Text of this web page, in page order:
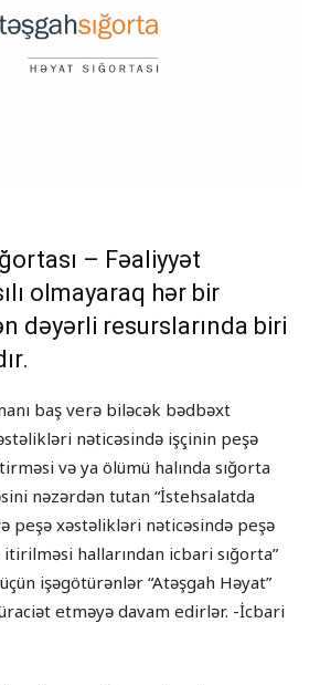
– Fəaliyyət
olmayaraq hər bir
dəyərli resurslarında biri
baş verə biləcək bədbəxt
nəticəsində işçinin peşə
və ya ölümü halında sığorta
nəzərdən tutan “İstehsalatda
peşə xəstəlikləri nəticəsində peşə
hallarından icbari sığorta”
işəgötürənlər “Atəşgah Həyat”
etməyə davam edirlər. -İcbari